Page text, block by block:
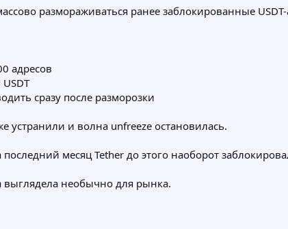
размораживаться ранее заблокированные
адресов
сразу после разморозки
устранили и волна unfreeze остановилась.
месяц Tether до этого наоборот
выглядела необычно для рынка.